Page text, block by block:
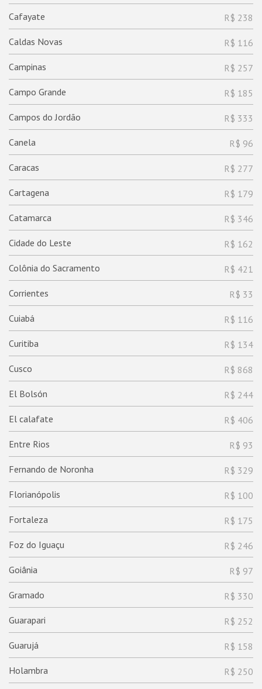
R$ 238
Cafayate
R$ 116
Caldas Novas
R$ 257
Campinas
R$ 185
Campo Grande
R$ 333
Campos do Jordão
R$ 96
Canela
R$ 277
Caracas
R$ 179
Cartagena
R$ 346
Catamarca
R$ 162
Cidade do Leste
R$ 421
Colônia do Sacramento
R$ 33
Corrientes
R$ 116
Cuiabá
R$ 134
Curitiba
R$ 868
Cusco
R$ 244
El Bolsón
R$ 406
El calafate
R$ 93
Entre Rios
R$ 329
Fernando de Noronha
R$ 100
Florianópolis
R$ 175
Fortaleza
R$ 246
Foz do Iguaçu
R$ 97
Goiânia
R$ 330
Gramado
R$ 252
Guarapari
R$ 158
Guarujá
R$ 250
Holambra